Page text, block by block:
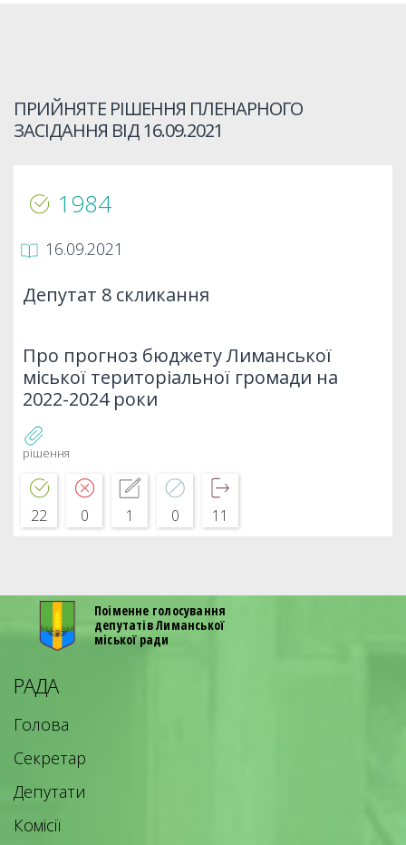
ПРИЙНЯТЕ РІШЕННЯ ПЛЕНАРНОГО
ЗАСІДАННЯ ВІД16.09.2021
1984
16.09.2021
Депутат 8 скликання
Про прогноз бюджету Лиманської
міської територіальної громади на
2022-2024 роки
рішення
22 0 1 0 11
Поіменне голосування
депутатів Лиманської
міської ради
РАДА
Голова
Секретар
Депутати
Комісії